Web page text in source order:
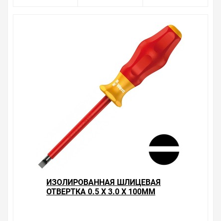
десятки тысяч позиций. На сайте можно найти как
товары, пользующиеся повышенным спросом, так и
то, что в других магазинах купить сложно.
Ассортимент – это то, чему мы уделяем особое
внимание. Кроме того, ставка делается на
безопасность и качество продукции. Так же цена -
551.25 ₽ может быть для Вас и ниже так как у нас
действуют хорошие скидки для оптовых покупателей.
Мы предлагаем большой выбор товаров из категории
Диэлектрические отвертки VDE плоские шлицевые
по хорошим ценам. Уверены, что вы найдете на нашем
сайте именно то, что искали, потратив на это минимум
времени. Есть поиск по позициям.
качества. Мы работаем с проверенными
поставщиками, продаем товар от давно
ИЗОЛИРОВАННАЯ ШЛИЦЕВАЯ
ОТВЕРТКА 0.5 X 3.0 X 100MM